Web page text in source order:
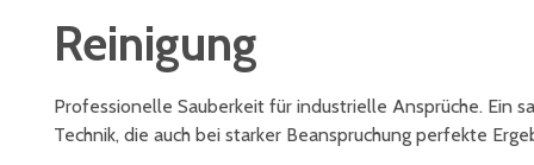
Reinigung
Professionelle Sauberkeit für industrielle Ansprüche. Ein
Technik, die auch bei starker Beanspruchung perfekte